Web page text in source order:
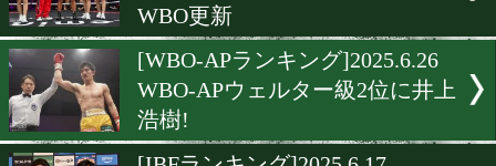
▶ 新着 KO KiNG ダイエット
[WBOランキング]2025.6.26
バンタム級日本勢が大渋滞!
WBO更新